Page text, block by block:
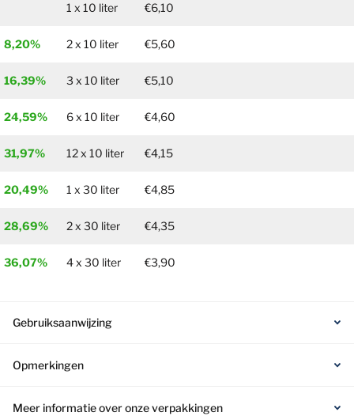
1 x 10 liter €6,10
8,20% 2 x 10 liter €5,60
16,39% 3 x 10 liter €5,10
24,59% 6 x 10 liter €4,60
31,97% 12 x 10 liter €4,15
20,49% 1 x 30 liter €4,85
28,69% 2 x 30 liter €4,35
36,07% 4 x 30 liter €3,90
Gebruiksaanwijzing
Opmerkingen
Meer informatie over onze verpakkingen